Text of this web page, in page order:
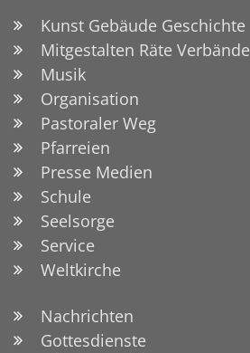
Kunst Gebäude Geschichte
Mitgestalten Räte Verbände
Musik
Organisation
Pastoraler Weg
Pfarreien
Presse Medien
Schule
Seelsorge
Service
Weltkirche
Nachrichten
Gottesdienste